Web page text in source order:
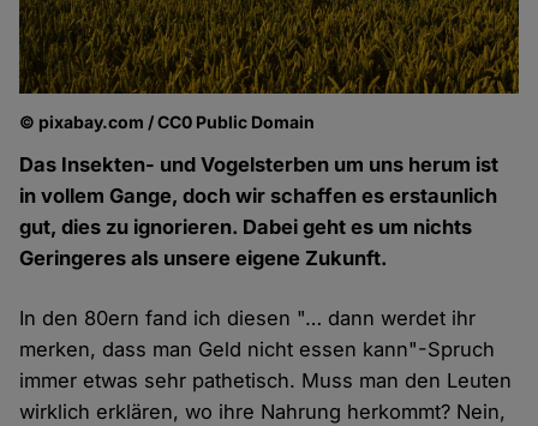
© pixabay.com / CC0 Public Domain
Das Insekten- und Vogelsterben um uns herum ist
in vollem Gange, doch wir schaffen es erstaunlich
gut, dies zu ignorieren. Dabei geht es um nichts
Geringeres als unsere eigene Zukunft.
In den 80ern fand ich diesen "… dann werdet ihr
merken, dass man Geld nicht essen kann"-Spruch
immer etwas sehr pathetisch. Muss man den Leuten
wirklich erklären, wo ihre Nahrung herkommt? Nein,